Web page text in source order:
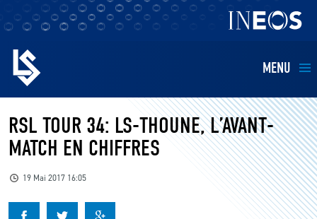
MENU
EQUIPES
BILLETTERIE
RSL TOUR 34: LS-THOUNE, L’AVANT-
MATCH EN CHIFFRES
19 Mai 2017 16:05